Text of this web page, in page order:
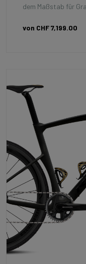
dem Maßstab für
von CHF 7,199.00